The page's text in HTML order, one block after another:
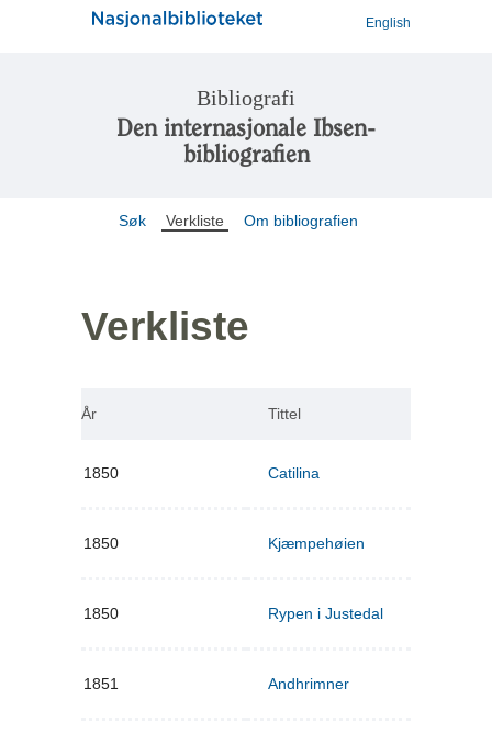
English
Bibliografi
Den internasjonale Ibsen-
bibliografien
Søk Verkliste Om bibliografien
Verkliste
År Tittel
1850 Catilina
1850 Kjæmpehøien
1850 Rypen i Justedal
1851 Andhrimner